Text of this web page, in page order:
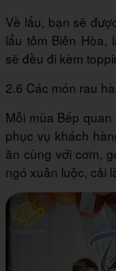
Về lẩu, bạn sẽ
lẩu tôm Biên Hòa,
sẽ đều đi kèm
2.6 Các món rau
Mỗi mùa Bếp
phục vụ khách
ăn cùng với cơm,
ngó xuân luộc, cải